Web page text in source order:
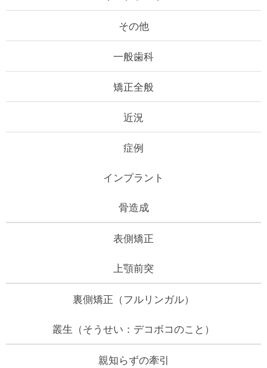
その他
一般歯科
矯正全般
近況
症例
インプラント
骨造成
表側矯正
上顎前突
裏側矯正（フルリンガル）
叢生（そうせい：デコボコのこと）
親知らずの牽引